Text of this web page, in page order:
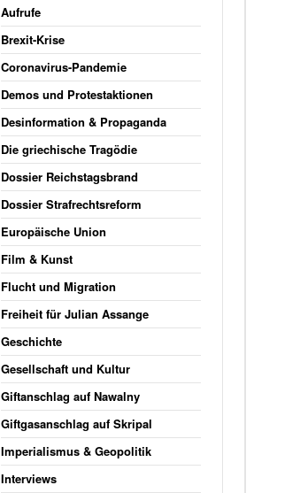
Aufrufe
Brexit-Krise
Coronavirus-Pandemie
Demos und Protestaktionen
Desinformation & Propaganda
Die griechische Tragödie
Dossier Reichstagsbrand
Dossier Strafrechtsreform
Europäische Union
Film & Kunst
Flucht und Migration
Freiheit für Julian Assange
Geschichte
Gesellschaft und Kultur
Giftanschlag auf Nawalny
Giftgasanschlag auf Skripal
Imperialismus & Geopolitik
Interviews